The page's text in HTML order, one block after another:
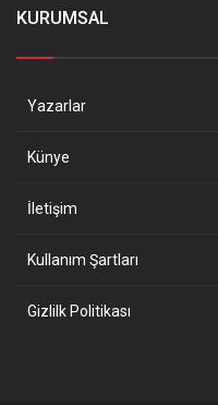
KURUMSAL
Yazarlar
Künye
İletişim
Kullanım Şartları
Gizlilk Politikası